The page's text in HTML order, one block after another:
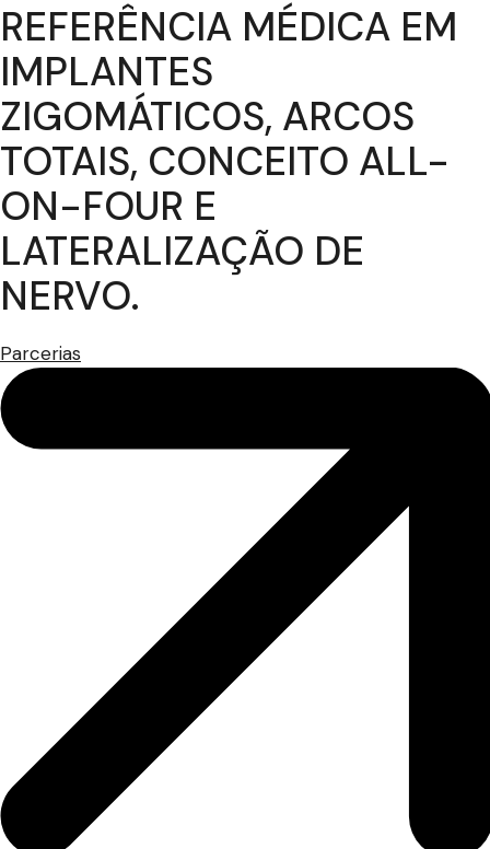
REFERÊNCIA MÉDICA EM
IMPLANTES
ZIGOMÁTICOS, ARCOS
TOTAIS, CONCEITO ALL-
ON-FOUR E
LATERALIZAÇÃO DE
NERVO.
Parcerias